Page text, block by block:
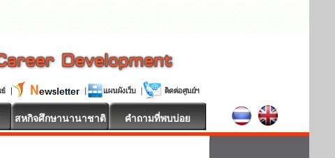
สหกิจศึกษานานาชาติ คำถามที่พบบ่อย